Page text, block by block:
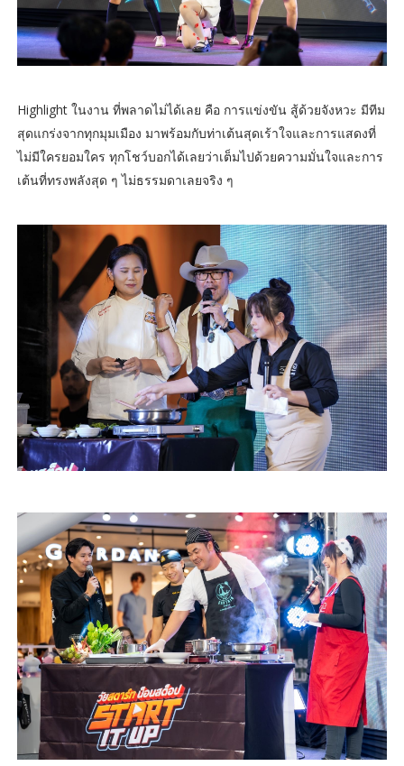
Highlight ในงาน ที่พลาดไม่ได้เลย คือ การแข่งขัน สู้ด้วยจังหวะ มีทีม
สุดแกร่งจากทุกมุมเมือง มาพร้อมกับท่าเต้นสุดเร้าใจและการแสดงที่
ไม่มีใครยอมใคร ทุกโชว์บอกได้เลยว่าเต็มไปด้วยความมั่นใจและการ
เต้นที่ทรงพลังสุด ๆ ไม่ธรรมดาเลยจริง ๆ